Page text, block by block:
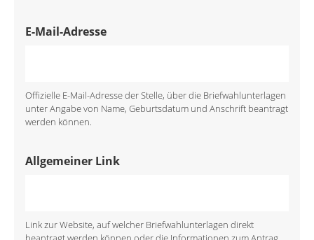
E-Mail-Adresse
Offizielle E-Mail-Adresse der Stelle, über die Briefwahlunterlagen
unter Angabe von Name, Geburtsdatum und Anschrift beantragt
werden können.
Allgemeiner Link
Link zur Website, auf welcher Briefwahlunterlagen direkt